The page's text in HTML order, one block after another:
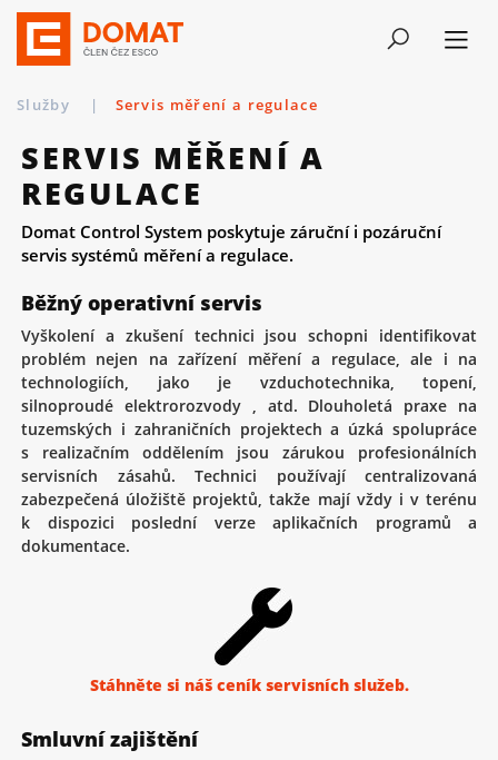
Služby | Servis měření a regulace
SERVIS MĚŘENÍ A
REGULACE
Domat Control System poskytuje záruční i pozáruční
servis systémů měření a regulace.
Běžný operativní servis
Vyškolení a zkušení technici jsou schopni identifikovat
problém nejen na zařízení měření a regulace, ale i na
technologiích, jako je vzduchotechnika, topení,
silnoproudé elektrorozvody , atd. Dlouholetá praxe na
tuzemských i zahraničních projektech a úzká spolupráce
s realizačním oddělením jsou zárukou profesionálních
servisních zásahů. Technici používají centralizovaná
zabezpečená úložiště projektů, takže mají vždy i v terénu
k dispozici poslední verze aplikačních programů a
dokumentace.
Stáhněte si náš ceník servisních služeb.
Smluvní zajištění